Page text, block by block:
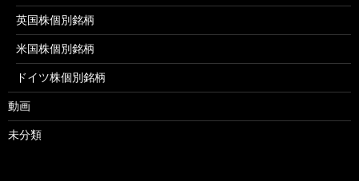
英国株個別銘柄
米国株個別銘柄
ドイツ株個別銘柄
動画
未分類